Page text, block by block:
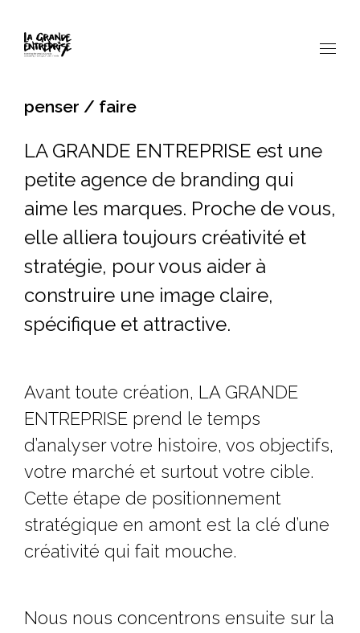
penser / faire
LA GRANDE ENTREPRISE est une
petite agence de branding qui
aime les marques. Proche de vous,
elle alliera toujours créativité et
stratégie, pour vous aider à
construire une image claire,
spécifique et attractive.
Avant toute création, LA GRANDE
ENTREPRISE prend le temps
d’analyser votre histoire, vos objectifs,
votre marché et surtout votre cible.
Cette étape de positionnement
stratégique en amont est la clé d’une
créativité qui fait mouche.
Nous nous concentrons ensuite sur la